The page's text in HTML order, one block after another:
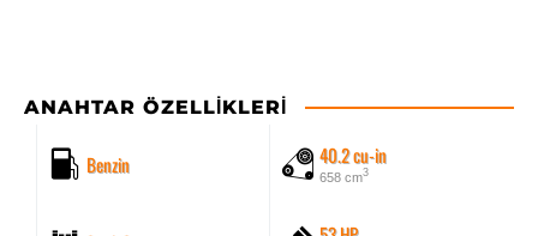
ANAHTAR ÖZELLIKLERI
Benzin 40.2 cu-in
658 cm3